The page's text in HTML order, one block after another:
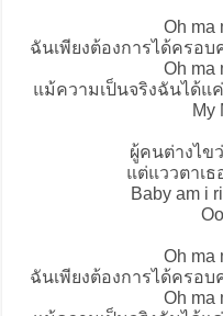
Oh ma
ฉันเพียงต้องการได้ครอบ
Oh ma
แม้ความเป็นจริงฉันได้แค่
My
ผู้คนต่างไข
แต่แววตาเ
Baby am i
Oh ma
ฉันเพียงต้องการได้ครอบ
Oh ma